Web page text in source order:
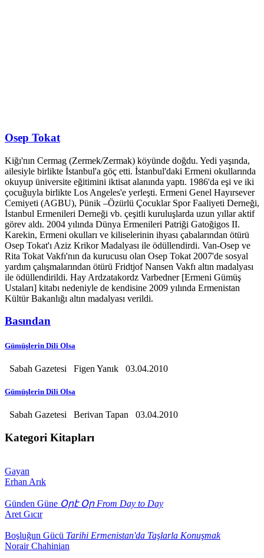
Osep Tokat
Kiğı'nın Cermag (Zermek/Zermak) köyünde doğdu. Yedi yaşında,
ailesiyle birlikte İstanbul'a göç etti. İstanbul'daki Ermeni okullarında
okuyup üniversite eğitimini iktisat alanında yaptı. 1986'da eşi ve iki
çocuğuyla birlikte Los Angeles'e yerleşti. Ermeni Genel Hayırsever
Cemiyeti (AGBU), Pünik –Özürlü Çocuklar Spor Faaliyeti Derneği,
İstanbul Ermenileri Derneği vb. çeşitli kuruluşlarda uzun yıllar aktif
görev aldı. 2004 yılında Dünya Ermenileri Patriği Gatoğigos II.
Karekin, Ermeni okulları ve kiliselerinin ihyası çabalarından ötürü
Osep Tokat'ı Aziz Krikor Madalyası ile ödüllendirdi. Van-Osep ve
Rita Tokat Vakfı'nın da kurucusu olan Osep Tokat 2007'de sosyal
yardım çalışmalarından ötürü Fridtjof Nansen Vakfı altın madalyası
ile ödüllendirildi. Hay Ardzatakordz Varbedner [Ermeni Gümüş
Ustaları] kitabı nedeniyle de kendisine 2009 yılında Ermenistan
Kültür Bakanlığı altın madalyası verildi.
Basından
Gümüşlerin Dili Olsa
Sabah Gazetesi Figen Yanık 03.04.2010
Gümüşlerin Dili Olsa
Sabah Gazetesi Berivan Tapan 03.04.2010
Kategori Kitapları
Gayan
Erhan Arık
Günden Güne Օրէ Օր From Day to Day
Aret Gıcır
Boşluğun Gücü Tarihi Ermenistan'da Taşlarla Konuşmak
Norair Chahinian